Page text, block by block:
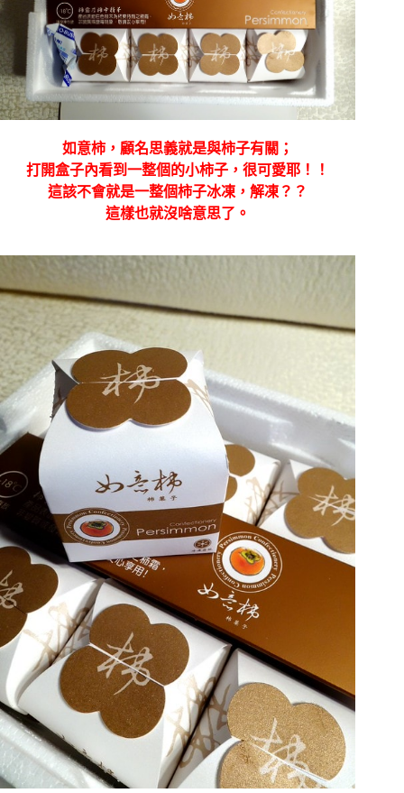
如意柿，顧名思義就是與柿子有關；
打開盒子內看到一整個的小柿子，很可愛耶！！
這該不會就是一整個柿子冰凍，解凍？？
這樣也就沒啥意思了。